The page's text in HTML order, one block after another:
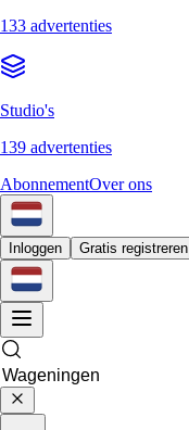
133 advertenties
Studio's
139 advertenties
AbonnementOver ons
Inloggen Gratis registreren